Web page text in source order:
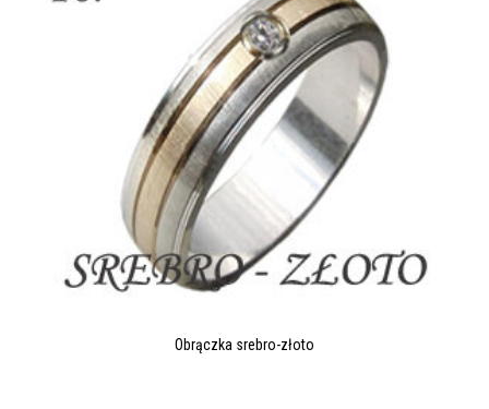
Obrączka srebro-złoto